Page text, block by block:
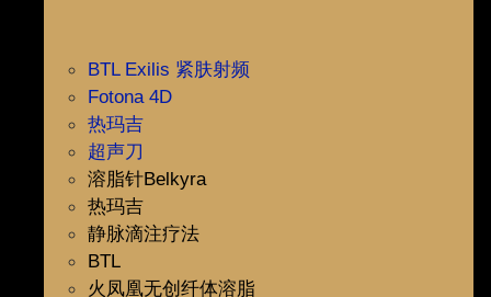
BTL Exilis 紧肤射频
Fotona 4D
热玛吉
超声刀
溶脂针Belkyra
热玛吉
静脉滴注疗法
BTL
火凤凰无创纤体溶脂